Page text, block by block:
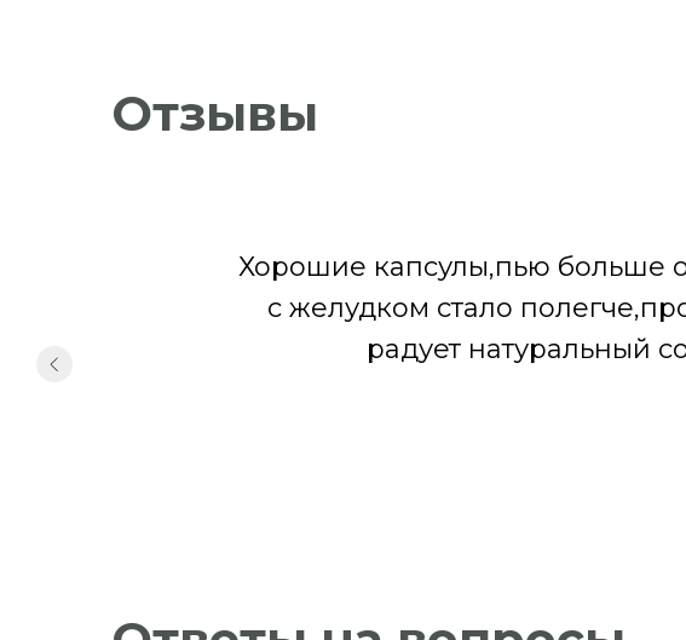
Отзывы
Хорошие капсулы,пью больше
с желудком стало
радует натуральный